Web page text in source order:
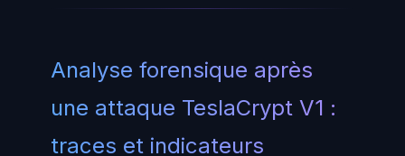
Analyse forensique après
une attaque TeslaCrypt V1 :
traces et indicateurs